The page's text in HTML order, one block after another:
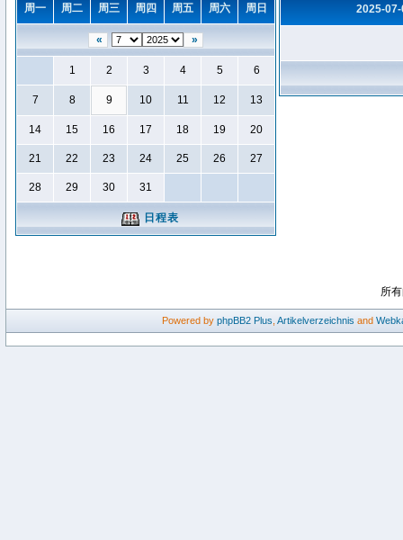
周一 周二 周三 周四 周五 周六 周日
« »
1 2 3 4 5 6
7 8 9 10 11 12 13
14 15 16 17 18 19 20
21 22 23 24 25 26 27
28 29 30 31
日程表
2025-
所
Powered by phpBB2 Plus Artikelverzeichnis and